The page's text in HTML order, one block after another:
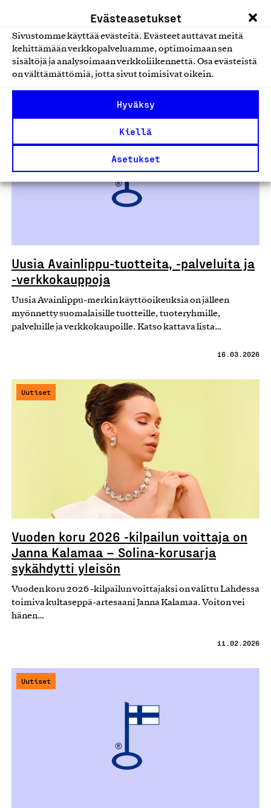
Evästeasetukset
Sivustomme käyttää evästeitä. Evästeet auttavat meitä
kehittämään verkkopalveluamme, optimoimaan sen
sisältöjä ja analysoimaan verkkoliikennettä. Osa evästeistä
on välttämättömiä, jotta sivut toimisivat oikein.
Hyväksy
Kiellä
Asetukset
Ylöjärveläinen Sukkamestarit Oy juhlistaa 30-
kasvuvauhdissa. Menestyksen takana on kahdeksan
vuoden määrätietoinen muutosprosessi,…
Uutiset
Uusia Avainlippu-tuotteita, -palveluita ja
-verkkokauppoja
Uusia Avainlippu-merkin käyttöoikeuksia on jälleen
myönnetty suomalaisille tuotteille, tuoteryhmille,
palveluille ja verkkokaupoille. Katso kattava lista…
16.03.2026
Uutiset
Vuoden koru 2026 -kilpailun voittaja on
Janna Kalamaa – Solina-korusarja
sykähdytti yleisön
Vuoden koru 2026 -kilpailun voittajaksi on valittu Lahdessa
toimiva kultaseppä-artesaani Janna Kalamaa. Voiton vei
hänen…
11.02.2026
Uutiset